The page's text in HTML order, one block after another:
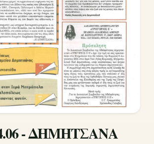
- ΔΗΜΗΤΣΑΝΑ